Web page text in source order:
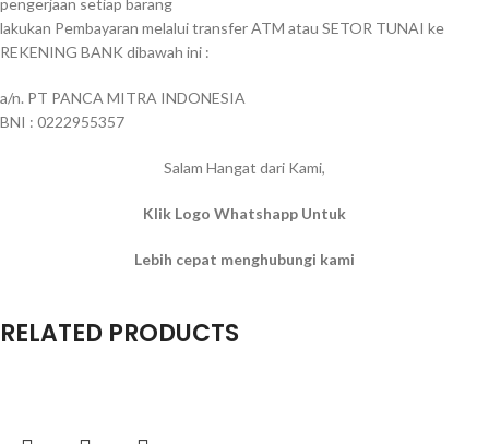
pengerjaan setiap barang
lakukan Pembayaran melalui transfer ATM atau SETOR TUNAI ke
REKENING BANK dibawah ini :
a/n. PT PANCA MITRA INDONESIA
BNI : 0222955357
Salam Hangat dari Kami,
Klik Logo Whatshapp Untuk
Lebih cepat menghubungi kami
RELATED PRODUCTS